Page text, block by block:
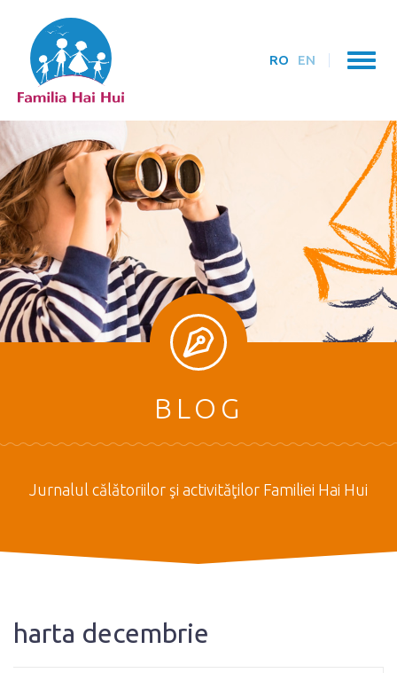
RO EN
BLOG
Jurnalul călătoriilor şi activităţilor Familiei Hai Hui
harta decembrie